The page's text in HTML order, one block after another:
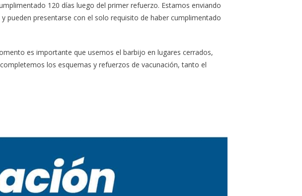
120 días luego del primer refuerzo. Estamos enviando
pueden presentarse con el solo requisito de haber cumplimentado
es importante que usemos el barbijo en lugares cerrados,
los esquemas y refuerzos de vacunación, tanto el